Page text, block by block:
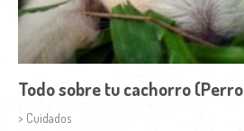
Todo sobre tu cachorro
> Cuidados